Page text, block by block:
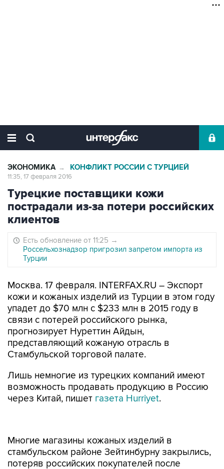
ЭКОНОМИКА → КОНФЛИКТ РОССИИ С ТУРЦИЕЙ
11:35, 17 февраля 2016
Турецкие поставщики кожи
пострадали из-за потери российских
клиентов
Есть обновление от 11:25 →
Россельхознадзор пригрозил запретом импорта из
Турции
Москва. 17 февраля. INTERFAX.RU – Экспорт
кожи и кожаных изделий из Турции в этом году
упадет до $70 млн с $233 млн в 2015 году в
связи с потерей российского рынка,
прогнозирует Нуреттин Айдын,
представляющий кожаную отрасль в
Стамбульской торговой палате.
Лишь немногие из турецких компаний имеют
возможность продавать продукцию в Россию
через Китай, пишет газета Hurriyet.
потеряв российских покупателей после
обострения отношений между двумя странами.